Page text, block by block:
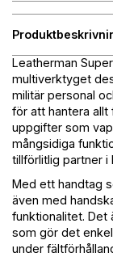
Leatherman
multiverktyget
militär personal
för att hantera allt
uppgifter som
mångsidiga
tillförlitlig partner i
Med ett handtag
även med
funktionalitet. Det
som gör det
under